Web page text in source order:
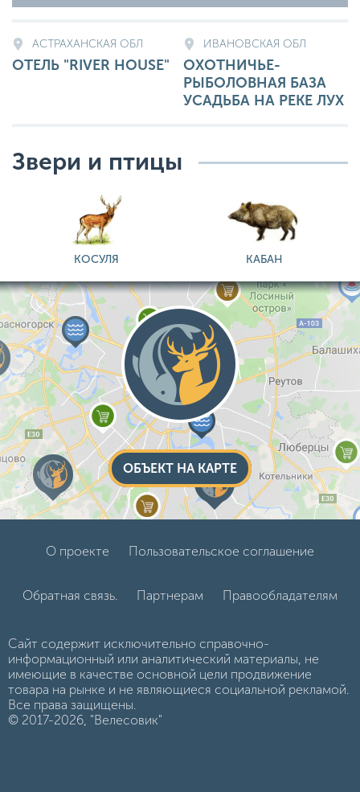
АСТРАХАНСКАЯ ОБЛ
ОТЕЛЬ "RIVER HOUSE"
ИВАНОВСКАЯ ОБЛ
ОХОТНИЧЬЕ-
РЫБОЛОВНАЯ БАЗА
УСАДЬБА НА РЕКЕ ЛУХ
Звери и птицы
КОСУЛЯ КАБАН
ОБЪЕКТ НА КАРТЕ
О проекте Пользовательское соглашение
Обратная связь. Партнерам Правообладателям
Сайт содержит исключительно справочно-
информационный или аналитический материалы, не
имеющие в качестве основной цели продвижение
товара на рынке и не являющиеся социальной рекламой.
Все права защищены.
© 2017-2026, "Велесовик"